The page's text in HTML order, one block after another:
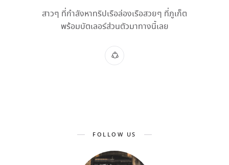
สาวๆ ที่กำลังหาทริปเรือล่องเรือสวยๆ ที่ภูเก็ต
พร้อมบัตเลอร์ส่วนตัวมาทางนี้เลย
FOLLOW US